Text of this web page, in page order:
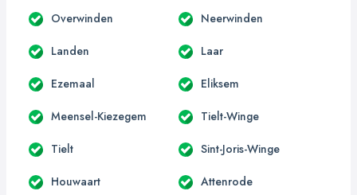
Overwinden Neerwinden
Landen Laar
Ezemaal Eliksem
Meensel-Kiezegem Tielt-Winge
Tielt Sint-Joris-Winge
Houwaart Attenrode